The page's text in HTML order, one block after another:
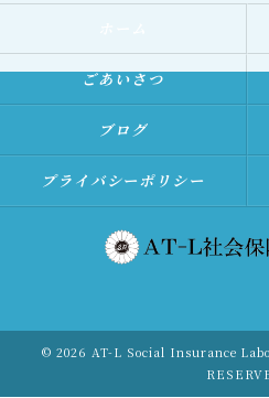
ごあいさつ
ブログ
プライバシーポリシー
© 2026 AT-L Social Insurance